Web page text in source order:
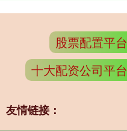
股票配置平台
十大配资公司平台
友情链接：